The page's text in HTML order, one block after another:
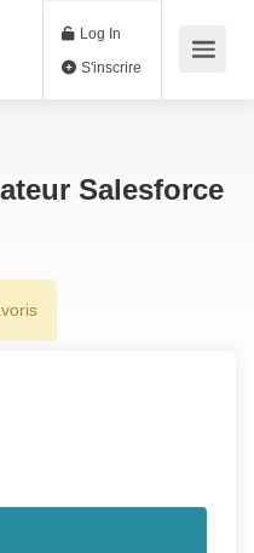
Log In
Salesforce